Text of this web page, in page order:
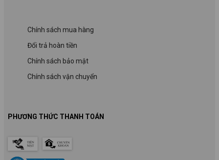
Chính sách mua hàng
Đổi trả hoàn tiền
Chính sách bảo mật
Chính sách vận chuyển
PHƯƠNG THỨC THANH TOÁN